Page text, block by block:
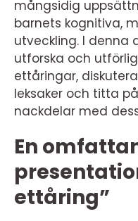
mångsidig
barnets kognitiva,
utveckling. I denna
utforska och
ettåringar,
leksaker och titta
nackdelar med
En
ettåring”